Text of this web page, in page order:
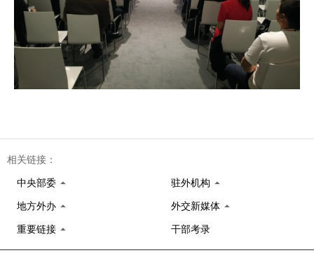
相关链接：
中央部委 驻外机构
地方外办 外交新媒体
重要链接 干部考录